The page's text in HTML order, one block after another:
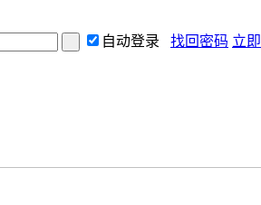
自动登录 找回密码 立即